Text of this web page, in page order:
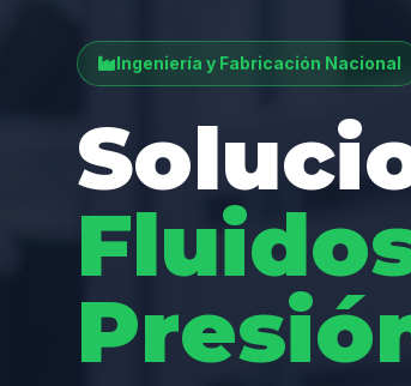
Ingeniería y Fabricación Nacional